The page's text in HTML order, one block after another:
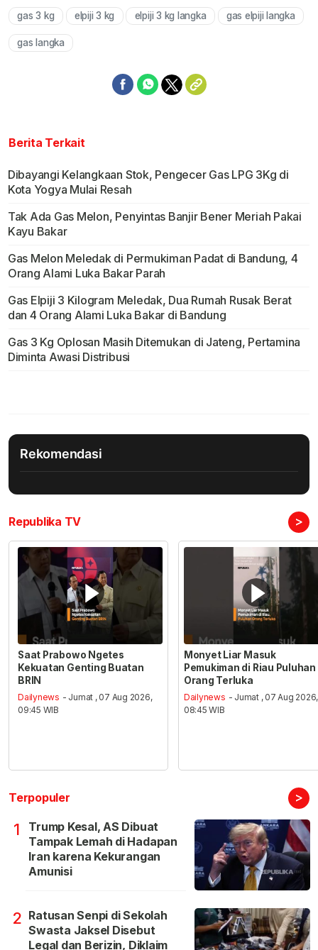
Mute
gas 3 kg elpiji 3 kg elpiji 3 kg langka gas elpiji langka
gas langka
Berita Terkait
Dibayangi Kelangkaan Stok, Pengecer Gas LPG 3Kg di
Kota Yogya Mulai Resah
Tak Ada Gas Melon, Penyintas Banjir Bener Meriah Pakai
Kayu Bakar
Gas Melon Meledak di Permukiman Padat di Bandung, 4
Orang Alami Luka Bakar Parah
Gas Elpiji 3 Kilogram Meledak, Dua Rumah Rusak Berat
dan 4 Orang Alami Luka Bakar di Bandung
Gas 3 Kg Oplosan Masih Ditemukan di Jateng, Pertamina
Diminta Awasi Distribusi
Rekomendasi
Republika TV >
Saat Prabowo Ngetes
Kekuatan Genting Buatan
BRIN
Dailynews - Jumat , 07 Aug 2026,
09:45 WIB
Monyet Liar Masuk
Pemukiman di Riau Puluhan
Orang Terluka
Dailynews - Jumat , 07 Aug 2026,
08:45 WIB
Terpopuler >
1
Trump Kesal, AS Dibuat
Tampak Lemah di Hadapan
Iran karena Kekurangan
Amunisi
2 Ratusan Senpi di Sekolah
Swasta Jaksel Disebut
Legal dan Berizin, Diklaim